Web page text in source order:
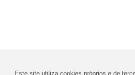
Este site utiliza cookies próprios e de